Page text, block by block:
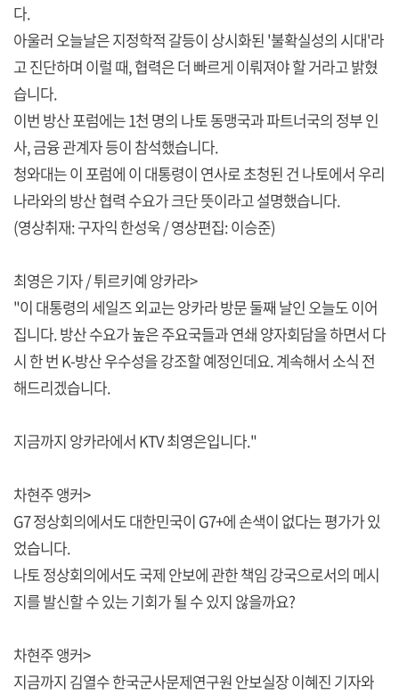
다.
아울러 오늘날은 지정학적 갈등이 상시화된 '불확실성의 시대'라
고 진단하며 이럴 때, 협력은 더 빠르게 이뤄져야 할 거라고 밝혔
습니다.
이번 방산 포럼에는 1천 명의 나토 동맹국과 파트너국의 정부 인
사, 금융 관계자 등이 참석했습니다.
청와대는 이 포럼에 이 대통령이 연사로 초청된 건 나토에서 우리
나라와의 방산 협력 수요가 크단 뜻이라고 설명했습니다.
(영상취재: 구자익 한성욱 / 영상편집: 이승준)
최영은 기자 / 튀르키예 앙카라>
"이 대통령의 세일즈 외교는 앙카라 방문 둘째 날인 오늘도 이어
집니다. 방산 수요가 높은 주요국들과 연쇄 양자회담을 하면서 다
시 한 번 K-방산 우수성을 강조할 예정인데요. 계속해서 소식 전
해드리겠습니다.
지금까지 앙카라에서 KTV 최영은입니다."
차현주 앵커>
G7 정상회의에서도 대한민국이 G7+에 손색이 없다는 평가가 있
었습니다.
나토 정상회의에서도 국제 안보에 관한 책임 강국으로서의 메시
지를 발신할 수 있는 기회가 될 수 있지 않을까요?
차현주 앵커>
지금까지 김열수 한국군사문제연구원 안보실장 이혜진 기자와